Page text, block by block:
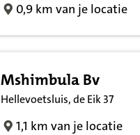
0,9 km van je locatie
Mshimbula Bv
Hellevoetsluis, de Eik 37
1,1 km van je locatie